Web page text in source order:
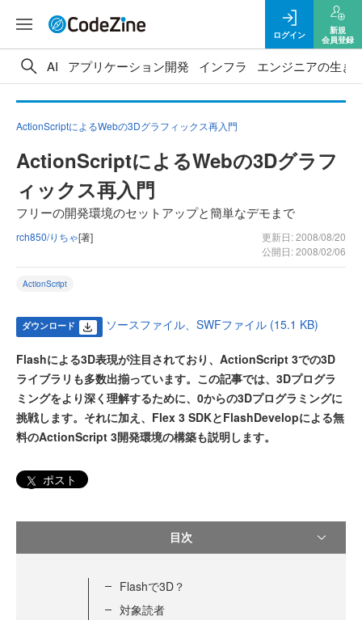
ログイン
新規
会員登録
AI アプリケーション開発 インフラ エンジニアの生き
ActionScriptによるWebの3Dグラフィックス再入門
ActionScriptによるWebの3Dグラフ
ィックス再入門
フリーの開発環境のセットアップと簡単なデモまで
rch850/りちゃ[著]
更新日: 2008/08/20
公開日: 2008/02/06
ActionScript
ダウンロード ソースファイル、SWFファイル (15.1 KB)
Flashによる3D表現が注目されており、ActionScript 3での3D
ライブラリも多数出揃っています。この記事では、3Dプログラ
ミングをより深く理解するために、0からの3Dプログラミングに
挑戦します。それに加え、Flex 3 SDKとFlashDevelopによる無
料のActionScript 3開発環境の構築も説明します。
ポスト
目次
Flashで3D？
対象読者